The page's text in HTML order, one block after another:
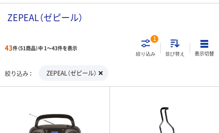
ZEPEAL（ゼピール）
43件（51商品）中 1～43件を表示
絞り込み
1
並び替え 表示切替
絞り込み ZEPEAL（ゼピール）